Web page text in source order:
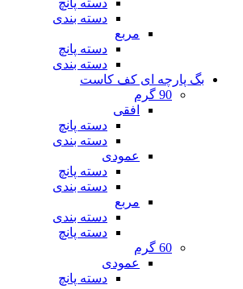
دسته بندی
مربع
دسته پانچ
دسته بندی
بگ پارچه ای کف کاست
90 گرم
افقی
دسته پانچ
دسته بندی
عمودی
دسته پانچ
دسته بندی
مربع
دسته بندی
دسته پانچ
60 گرم
عمودی
دسته پانچ